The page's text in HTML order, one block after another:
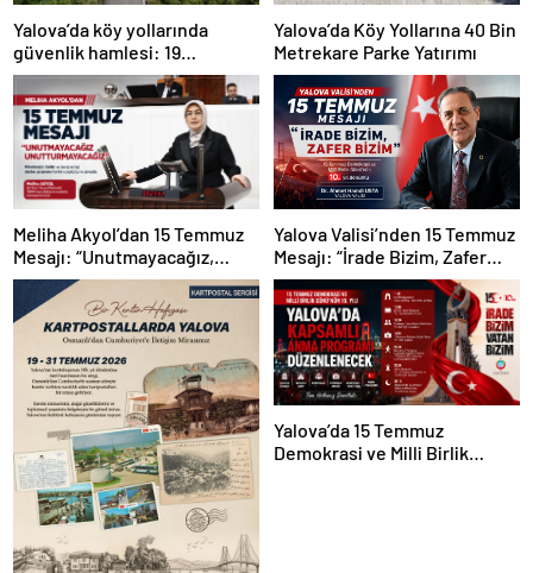
Yalova’da köy yollarında
güvenlik hamlesi: 19
kilometrelik çalışma hedefi
Yalova’da Köy Yollarına 40 Bin
Metrekare Parke Yatırımı
Meliha Akyol’dan 15 Temmuz
Mesajı: “Unutmayacağız,
Unutturmayacağız”
Yalova Valisi’nden 15 Temmuz
Mesajı: “İrade Bizim, Zafer
Bizim”
Yalova’da 15 Temmuz
Demokrasi ve Milli Birlik